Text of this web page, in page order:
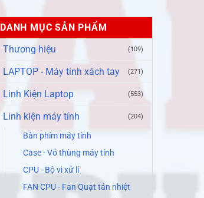
đến
thấp
DANH MỤC SẢN PHẨM
Thương hiệu
(109)
LAPTOP - Máy tính xách tay (271)
Linh Kiện Laptop (553)
Linh kiện máy tính (204)
Bàn phím máy tính
Case - Vỏ thùng máy tính
CPU - Bộ vi xử lí
FAN CPU - Fan Quạt tản nhiệt